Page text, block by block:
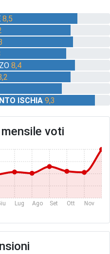
8,5
8,4
ISCHIA 9,3
voti
Lug Ago Set Ott Nov